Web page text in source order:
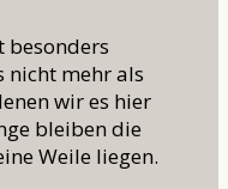
besonders
nicht mehr als
wir es hier
bleiben die
Weile liegen.